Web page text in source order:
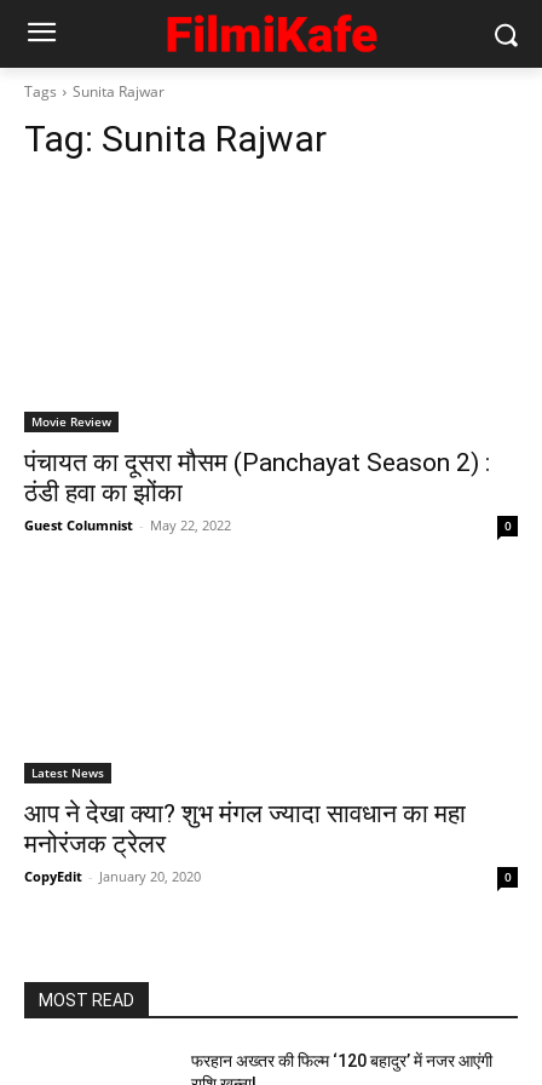
Tags Sunita Rajwar
Tag: Sunita Rajwar
Movie Review
पंचायत का दूसरा मौसम (Panchayat Season 2) :
ठंडी हवा का झोंका
Guest Columnist - May 22, 2022 0
Latest News
आप ने देखा क्‍या? शुभ मंगल ज्‍यादा सावधान का महा
मनोरंजक ट्रेलर
CopyEdit - January 20, 2020 0
MOST READ
फरहान अख्तर की फिल्म ‘120 बहादुर’ में नजर आएंगी